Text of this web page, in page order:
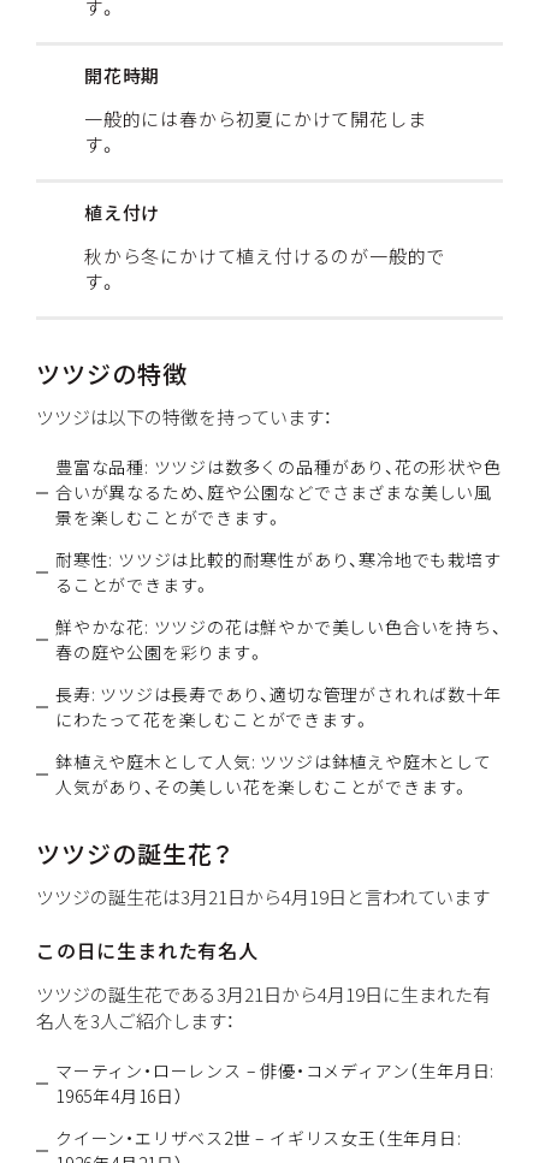
す。
開花時期
一般的には春から初夏にかけて開花しま
す。
植え付け
秋から冬にかけて植え付けるのが一般的で
す。
ツツジの特徴
ツツジは以下の特徴を持っています：
豊富な品種: ツツジは数多くの品種があり、花の形状や色
合いが異なるため、庭や公園などでさまざまな美しい風
景を楽しむことができます。
耐寒性: ツツジは比較的耐寒性があり、寒冷地でも栽培す
ることができます。
鮮やかな花: ツツジの花は鮮やかで美しい色合いを持ち、
春の庭や公園を彩ります。
長寿: ツツジは長寿であり、適切な管理がされれば数十年
にわたって花を楽しむことができます。
鉢植えや庭木として人気: ツツジは鉢植えや庭木として
人気があり、その美しい花を楽しむことができます。
ツツジの誕生花？
ツツジの誕生花は3月21日から4月19日と言われています
この日に生まれた有名人
ツツジの誕生花である3月21日から4月19日に生まれた有
名人を3人ご紹介します：
マーティン・ローレンス – 俳優・コメディアン（生年月日:
1965年4月16日）
クイーン・エリザベス2世 – イギリス女王（生年月日: